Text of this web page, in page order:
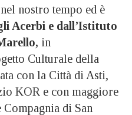
nostro tempo ed è
Acerbi e dall’Istituto
in
Culturale della
con la Città di Asti,
KOR e con maggiore
di San